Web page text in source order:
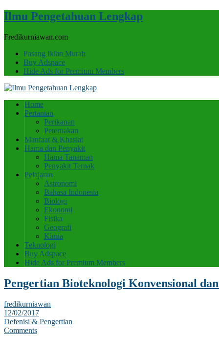
Ilmu Pengetahuan Lengkap
Fredikurniawan.com
Pasang Iklan Murah
Buy Adspace
Hide Ads for Premium Members
Home
Pertanian
Perikanan
Peternakan
Manfaat & Khasiat
Hama dan Penyakit
Hama Tanaman
Penyakit Ternak
Pelajaran
Astronomi
Bahasa Indonesia
Biologi
Ekonomi
Fisika
Geografi
Kimia
Teknologi
Buy Adspace
Hide Ads for Premium Members
Pengertian Bioteknologi Konvensional
fredikurniawan
12/02/2017
Defenisi & Pengertian
Comments